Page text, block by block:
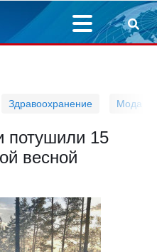
Здравоохранение Мода
потушили 15
весной